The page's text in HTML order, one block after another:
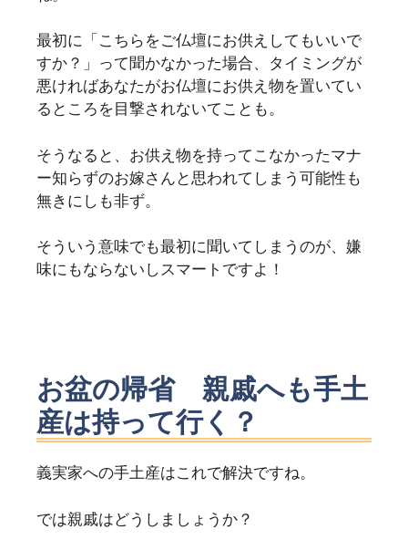
最初に「こちらをご仏壇にお供えしてもいいで
すか？」って聞かなかった場合、タイミングが
悪ければあなたがお仏壇にお供え物を置いてい
るところを目撃されないてことも。
そうなると、お供え物を持ってこなかったマナ
ー知らずのお嫁さんと思われてしまう可能性も
無きにしも非ず。
そういう意味でも最初に聞いてしまうのが、嫌
味にもならないしスマートですよ！
お盆の帰省 親戚へも手土
産は持って行く？
義実家への手土産はこれで解決ですね。
では親戚はどうしましょうか？